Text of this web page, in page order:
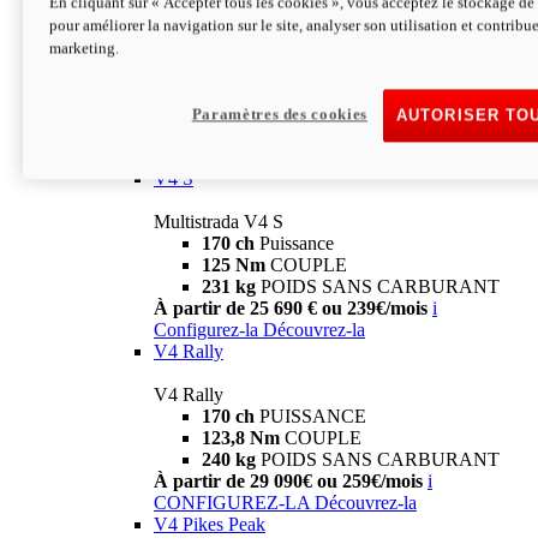
V4
229 KgPOIDS SANS CARBURANT
V4 S
Multistrada V4 S
170 ch Puissance
125 Nm COUPLE
231 kg POIDS SANS CARBURANT
À partir de 25 690 € ou 239€/mois i
Configurez-la Découvrez-la
V4 Rally
V4 Rally
170 ch PUISSANCE
123,8 Nm COUPLE
240 kg POIDS SANS CARBURANT
À partir de 29 090€ ou 259€/mois i
CONFIGUREZ-LA Découvrez-la
V4 Pikes Peak
pour améliorer la navigation sur le site, analyser son utilisation et
marketing.
AUTORISER
Paramètres des cookies